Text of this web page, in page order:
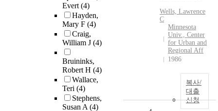
Evert(4)
Hayden,
Mary F (4)
Craig,
William J (4)
Bruininks,
Robert H (4)
Wallace,
Teri (4)
Stephens,
Susan A(4)
Wells, Lawrence
C
Minnesota
Univ., Center
for Urban and
Regional Aff
1986
복사/
대출
신청